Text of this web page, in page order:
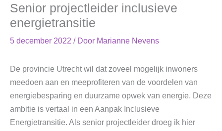
Senior projectleider inclusieve
energietransitie
5 december 2022 / Door Marianne Nevens
De provincie Utrecht wil dat zoveel mogelijk inwoners
meedoen aan en meeprofiteren van de voordelen van
energiebesparing en duurzame opwek van energie. Deze
ambitie is vertaal in een Aanpak Inclusieve
Energietransitie. Als senior projectleider droeg ik hier